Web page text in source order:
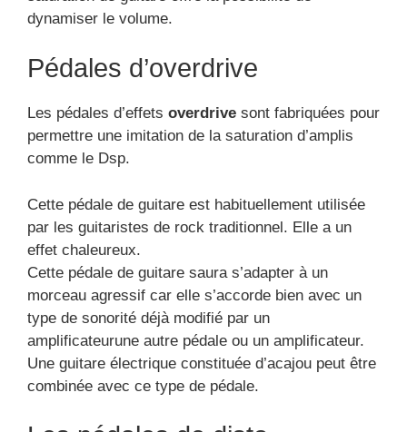
dynamiser le volume.
Pédales d’overdrive
Les pédales d’effets overdrive sont fabriquées pour
permettre une imitation de la saturation d’amplis
comme le Dsp.
Cette pédale de guitare est habituellement utilisée
par les guitaristes de rock traditionnel. Elle a un
effet chaleureux.
Cette pédale de guitare saura s’adapter à un
morceau agressif car elle s’accorde bien avec un
type de sonorité déjà modifié par un
amplificateurune autre pédale ou un amplificateur.
Une guitare électrique constituée d’acajou peut être
combinée avec ce type de pédale.